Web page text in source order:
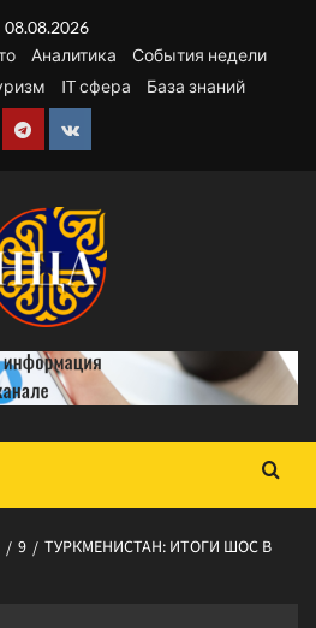
08.08.2026
Аналитика
События недели
IT сфера База знаний
Telegram
VK
9
ТУРКМЕНИСТАН: ИТОГИ ШОС В